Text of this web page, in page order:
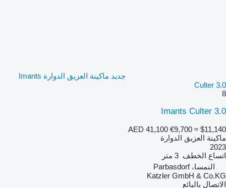
جديد ماكينة العزيق الدوارة Imants
Culter 3.0
8
Imants Culter 3.0
AED 41,100 €9,700 ≈ $11,140
ماكينة العزيق الدوارة
2023
اتساع الخطف 3 متر
النمسا، Parbasdorf
Katzler GmbH & Co.KG
الاتصال بالبائع